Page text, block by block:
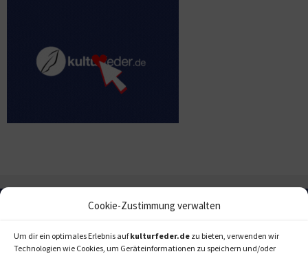
Cookie-Zustimmung verwalten
Um dir ein optimales Erlebnis aufkulturfeder.de zu bieten, verwenden wir
Technologien wie Cookies, um Geräteinformationen zu speichern und/oder